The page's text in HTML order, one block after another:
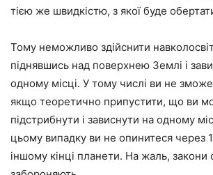
тією же швидкістю, з якої буде
Тому неможливо здійснити
піднявшись над поверхнею Землі і
одному місці. У тому числі ви не
якщо теоретично припустити, що ви
підстрибнути і зависнути на одному
цьому випадку ви не опинитеся через
іншому кінці планети. На жаль, закони